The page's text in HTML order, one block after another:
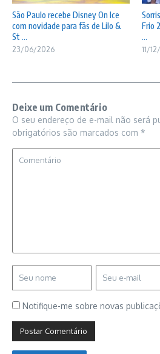
São Paulo recebe Disney On Ice
com novidade para fãs de Lilo &
St ...
23/06/2026
Frio
...
11/
Deixe um Comentário
O seu endereço de e-mail não será
obrigatórios são marcados com *
Notifique-me sobre novas